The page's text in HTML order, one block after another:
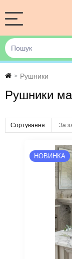
> Рушники
Рушники
Сортування:
НОВИНКА